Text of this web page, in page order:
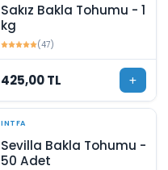
Sakız Bakla Tohumu - 1
kg
(47)
425,00 TL
INTFA
Sevilla Bakla Tohumu -
50 Adet